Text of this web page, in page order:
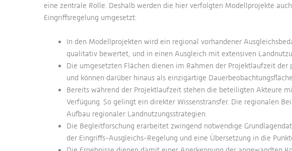
eine zentrale Rolle. Deshalb werden die hier verfolgten Modellprojekte
Eingriffsregelung umgesetzt:
In den Modellprojekten wird ein regional vorhandener
qualitativ bewertet, und in einen Ausgleich mit extensiven
Die umgesetzten Flächen dienen im Rahmen der Projektlaufzeit
und können darüber hinaus als einzigartige
Bereits während der Projektlaufzeit stehen die beteiligten Akteure
Verfügung. So gelingt ein direkter Wissenstransfer. Die regionalen
Aufbau regionaler Landnutzungsstrategien.
Die Begleitforschung erarbeitet zwingend notwendige
der Eingriffs-Ausgleichs-Regelung und eine Übersetzung in die